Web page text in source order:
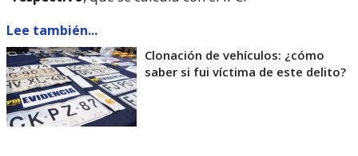
Lee también...
Clonación de vehículos: ¿cómo
saber si fui víctima de este delito?